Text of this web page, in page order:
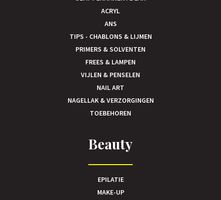
ACRYL
ANS
TIPS - CHABLONS & LIJMEN
PRIMERS & SOLVENTEN
FREES & LAMPEN
VIJLEN & PENSELEN
NAIL ART
NAGELLAK & VERZORGINGEN
TOEBEHOREN
Beauty
EPILATIE
MAKE-UP